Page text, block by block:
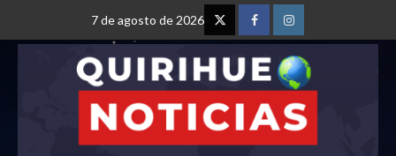
7 de agosto de 2026